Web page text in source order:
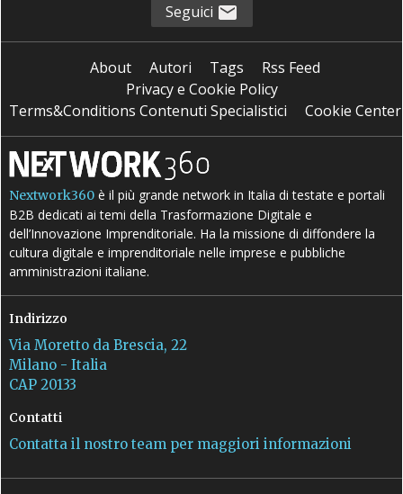
Seguici
About Autori Tags
Rss Feed
Privacy e Cookie Policy
Terms&Conditions Contenuti Specialistici
Cookie Center
Nextwork360 è il più grande network in Italia di testate e portali
B2B dedicati ai temi della Trasformazione Digitale e
dell’Innovazione Imprenditoriale. Ha la missione di diffondere la
cultura digitale e imprenditoriale nelle imprese e pubbliche
amministrazioni italiane.
Indirizzo
Via Moretto da Brescia, 22
Milano - Italia
CAP 20133
Contatti
Contatta il nostro team per maggiori informazioni